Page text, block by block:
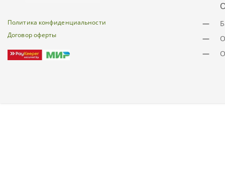
Политика конфиденциальности
Договор оферты
—
—
—